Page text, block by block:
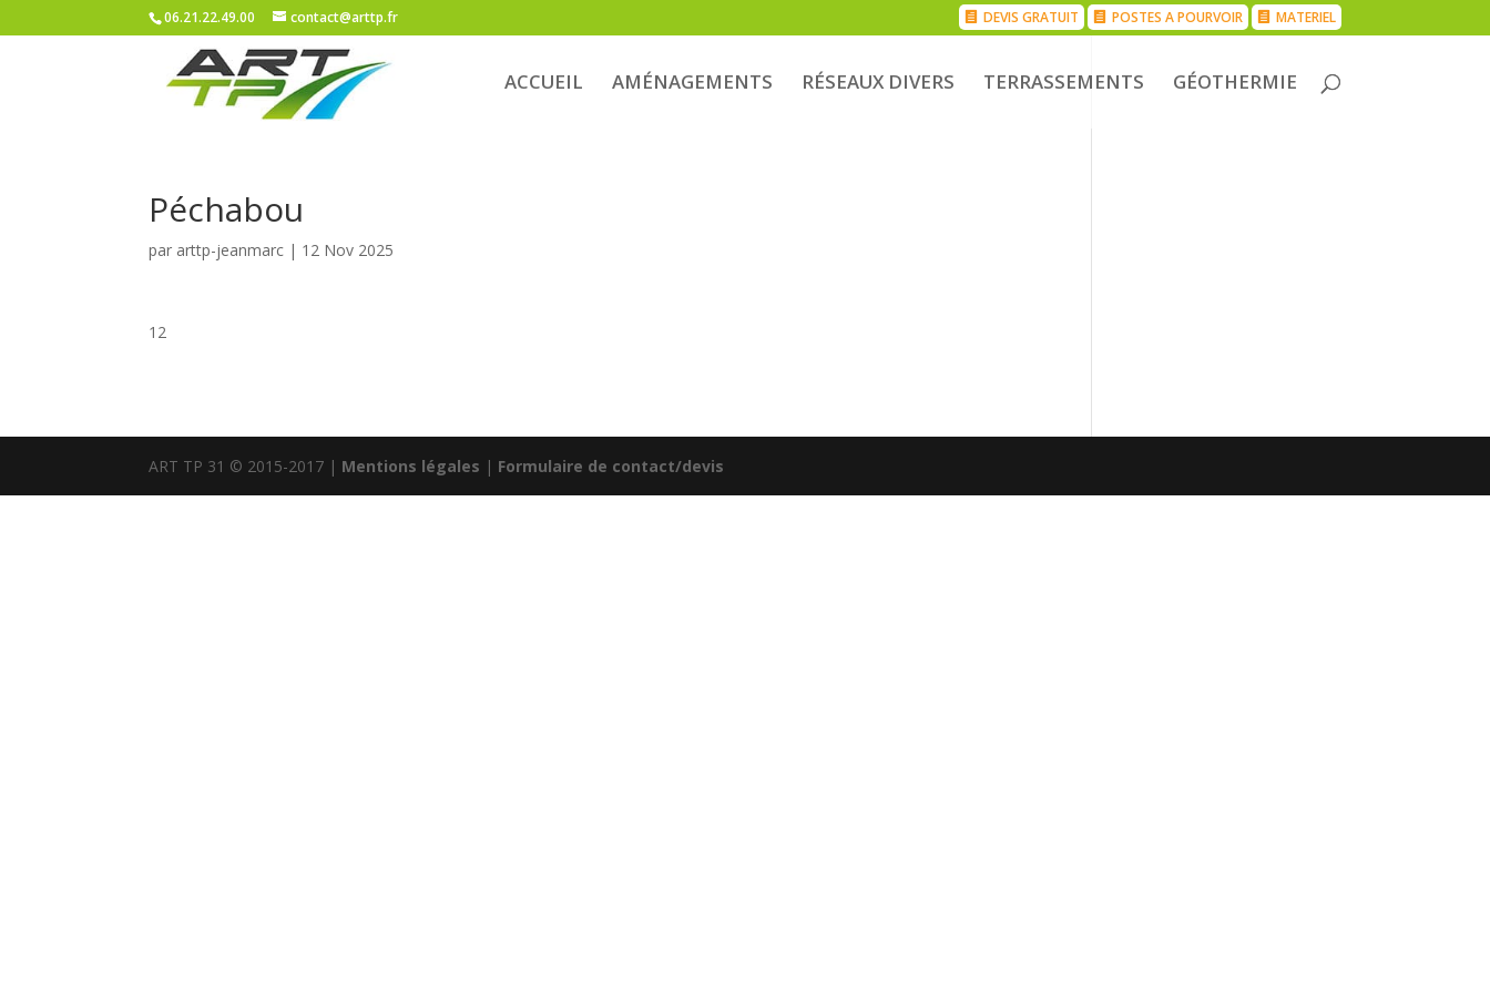
06.21.22.49.00 contact@arttp.fr DEVIS GRATUIT POSTES A POURVOIR MATERIEL
ACCUEIL AMÉNAGEMENTS RÉSEAUX DIVERS TERRASSEMENTS GÉOTHERMIE
Péchabou
par arttp-jeanmarc | 12 Nov 2025
12
ART TP 31 © 2015-2017 | Mentions légales | Formulaire de contact/devis